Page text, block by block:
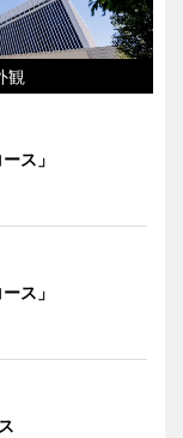
観
ス」
ス」